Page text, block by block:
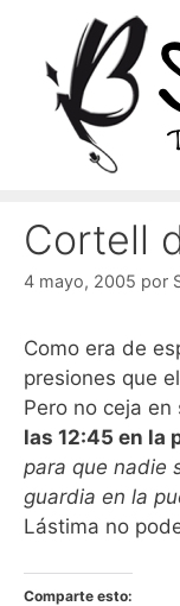
contenido
Cortell
4 mayo, 2005 por
Como era de
presiones que
Pero no ceja
las 12:45 en la
para que nadie
guardia en la
Lástima no
Comparte esto: